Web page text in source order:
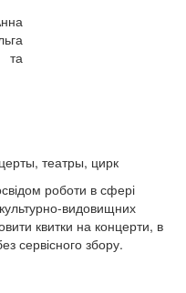
та
роботи в сфері
видовищних
квитки на концерти, в
сервісного збору.